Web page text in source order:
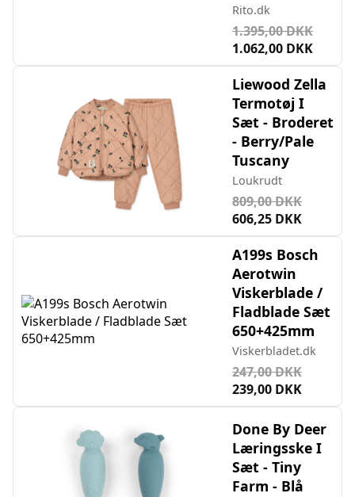
Rito.dk
1.395,00 DKK
1.062,00 DKK
Liewood Zella
Termotøj I
Sæt - Broderet
- Berry/Pale
Tuscany
Loukrudt
809,00 DKK
606,25 DKK
A199s Bosch
Aerotwin
Viskerblade /
Fladblade Sæt
650+425mm
Viskerbladet.dk
247,00 DKK
239,00 DKK
Done By Deer
Læringsske I
Sæt - Tiny
Farm - Blå